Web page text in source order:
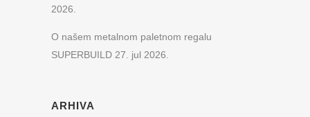
2026.
O našem metalnom paletnom regalu
SUPERBUILD 27. jul 2026.
ARHIVA